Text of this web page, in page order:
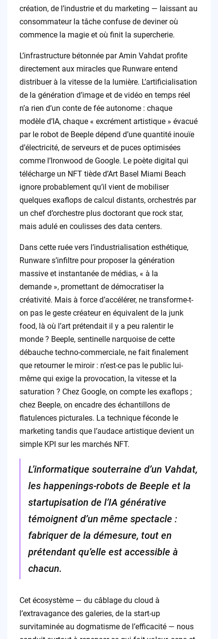
création, de l’industrie et du marketing — laissant au
consommateur la tâche confuse de deviner où
commence la magie et où finit la supercherie.
L’infrastructure bétonnée par Amin Vahdat profite
directement aux miracles que Runware entend
distribuer à la vitesse de la lumière. L’artificialisation
de la génération d’image et de vidéo en temps réel
n’a rien d’un conte de fée autonome : chaque
modèle d’IA, chaque « excrément artistique » évacué
par le robot de Beeple dépend d’une quantité inouïe
d’électricité, de serveurs et de puces optimisées
comme l’Ironwood de Google. Le poète digital qui
télécharge un NFT tiède d’Art Basel Miami Beach
ignore probablement qu’il vient de mobiliser
quelques exaflops de calcul distants, orchestrés par
un chef d’orchestre plus doctorant que rock star,
mais adulé en coulisses des data centers.
Dans cette ruée vers l’industrialisation esthétique,
Runware s’infiltre pour proposer la génération
massive et instantanée de médias, « à la
demande », promettant de démocratiser la
créativité. Mais à force d’accélérer, ne transforme-t-
on pas le geste créateur en équivalent de la junk
food, là où l’art prétendait il y a peu ralentir le
monde ? Beeple, sentinelle narquoise de cette
débauche techno-commerciale, ne fait finalement
que retourner le miroir : n’est-ce pas le public lui-
même qui exige la provocation, la vitesse et la
saturation ? Chez Google, on compte les exaflops ;
chez Beeple, on encadre des échantillons de
flatulences picturales. La technique féconde le
marketing tandis que l’audace artistique devient un
simple KPI sur les marchés NFT.
L’informatique souterraine d’un Vahdat,
les happenings-robots de Beeple et la
startupisation de l’IA générative
témoignent d’un même spectacle :
fabriquer de la démesure, tout en
prétendant qu’elle est accessible à
chacun.
Cet écosystème — du câblage du cloud à
l’extravagance des galeries, de la start-up
survitaminée au dogmatisme de l’efficacité — nous